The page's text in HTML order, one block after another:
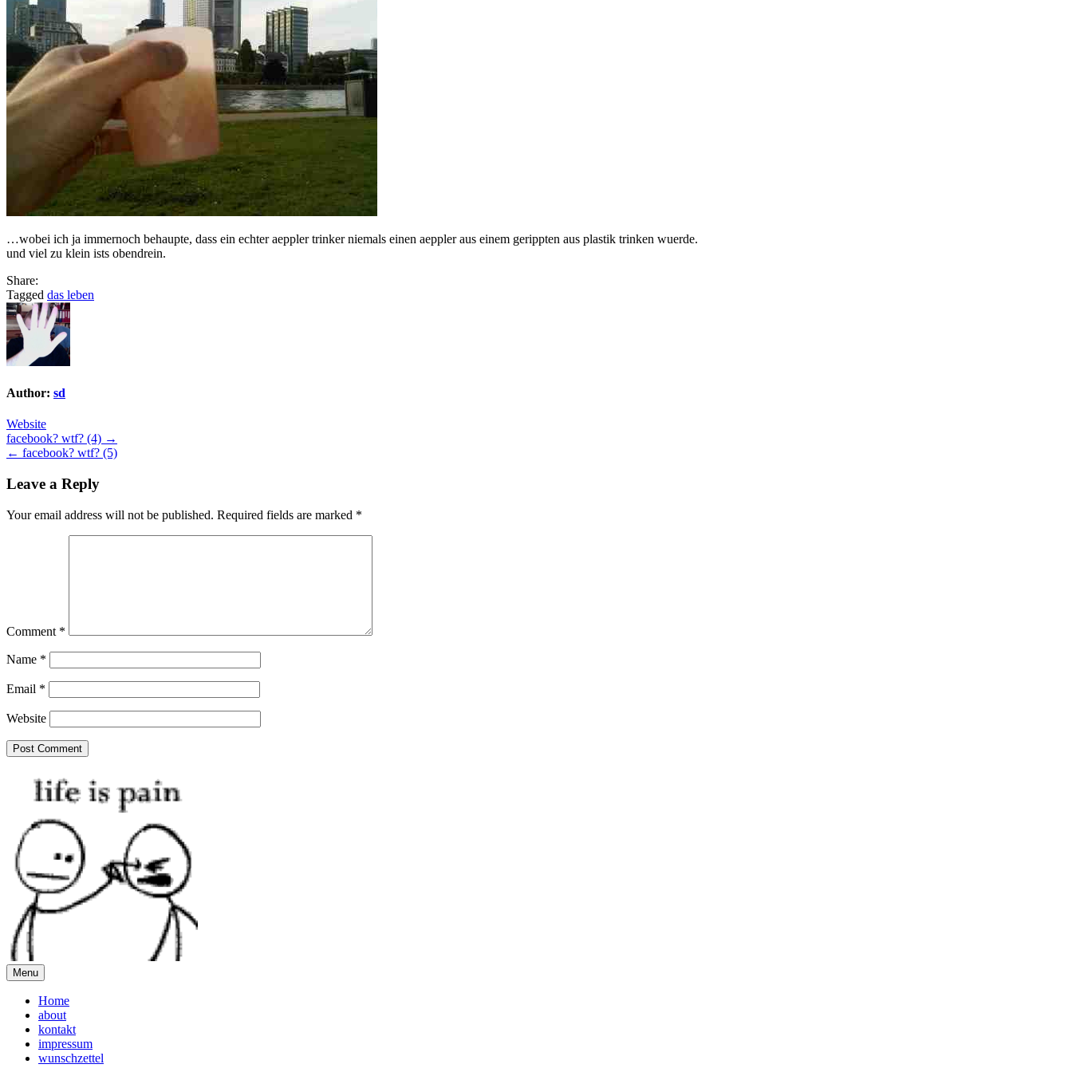
…wobei ich ja immernoch behaupte, dass ein echter aeppler trinker niemals einen aeppler aus einem gerippten aus plastik trinken wuerde.
und viel zu klein ists obendrein.
Share:
Tagged das leben
Author: sd
Website
Post
navigation
facebook? wtf? (4) →
← facebook? wtf? (5)
Leave a Reply
Your email address will not be published. Required fields are marked *
Comment *
Name *
Email *
Website
Menu
Home
about
kontakt
impressum
wunschzettel